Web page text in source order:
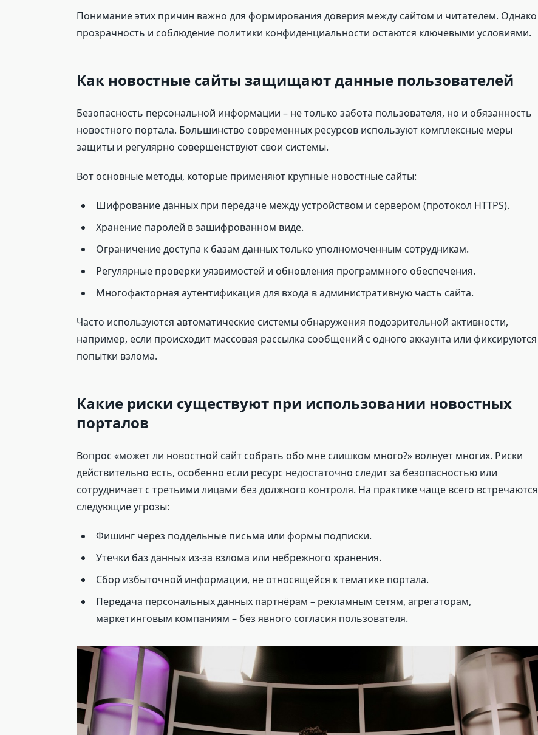
Понимание этих причин важно для формирования доверия между сайтом и читателем. Однако
прозрачность и соблюдение политики конфиденциальности остаются ключевыми условиями.
Как новостные сайты защищают данные пользователей
Безопасность персональной информации – не только забота пользователя, но и обязанность
новостного портала. Большинство современных ресурсов используют комплексные меры
защиты и регулярно совершенствуют свои системы.
Вот основные методы, которые применяют крупные новостные сайты:
Шифрование данных при передаче между устройством и сервером (протокол HTTPS).
Хранение паролей в зашифрованном виде.
Ограничение доступа к базам данных только уполномоченным сотрудникам.
Регулярные проверки уязвимостей и обновления программного обеспечения.
Многофакторная аутентификация для входа в административную часть сайта.
Часто используются автоматические системы обнаружения подозрительной активности,
например, если происходит массовая рассылка сообщений с одного аккаунта или фиксируются
попытки взлома.
Какие риски существуют при использовании новостных
порталов
Вопрос «может ли новостной сайт собрать обо мне слишком много?» волнует многих. Риски
действительно есть, особенно если ресурс недостаточно следит за безопасностью или
сотрудничает с третьими лицами без должного контроля. На практике чаще всего встречаются
следующие угрозы:
Фишинг через поддельные письма или формы подписки.
Утечки баз данных из-за взлома или небрежного хранения.
Сбор избыточной информации, не относящейся к тематике портала.
Передача персональных данных партнёрам – рекламным сетям, агрегаторам,
маркетинговым компаниям – без явного согласия пользователя.